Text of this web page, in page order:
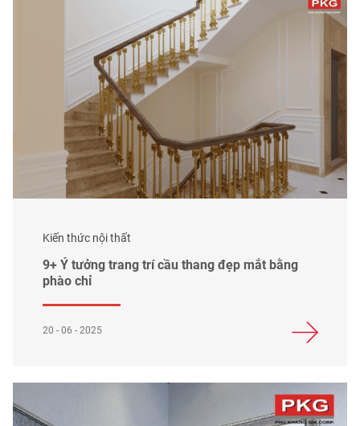
Kiến thức nội thất
9+ Ý tưởng trang trí cầu thang đẹp mắt bằng
phào chỉ
20 - 06 - 2025